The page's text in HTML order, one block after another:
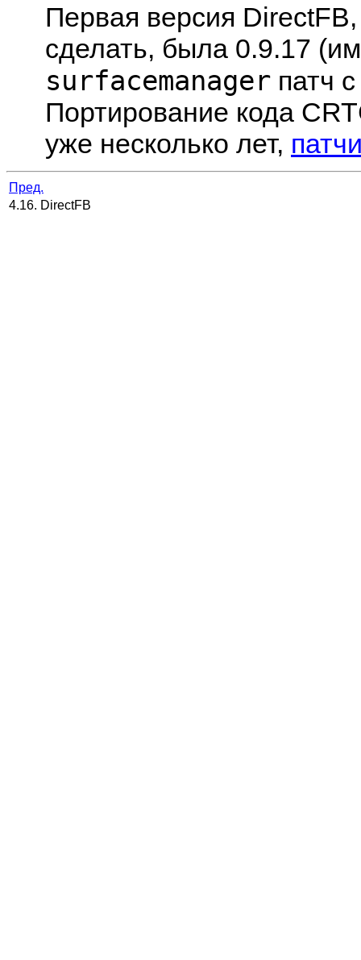
Первая версия
сделать, была 0.9.17
surfacemanager патч
Портирование кода
уже несколько лет,
Пред.
4.16. DirectFB